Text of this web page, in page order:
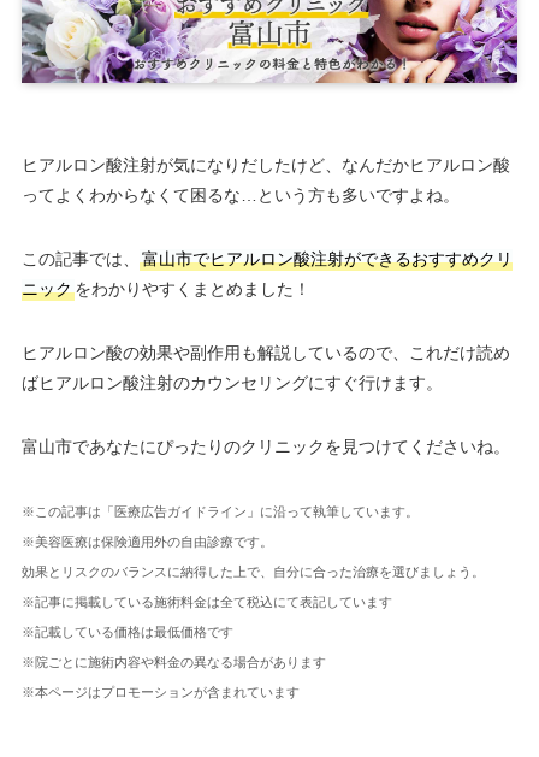
ヒアルロン酸注射が気になりだしたけど、なんだかヒアルロン酸
ってよくわからなくて困るな…という方も多いですよね。
この記事では、
富山市でヒアルロン酸注射ができるおすすめクリ
ニックをわかりやすくまとめました！
ヒアルロン酸の効果や副作用も解説しているので、これだけ読め
ばヒアルロン酸注射のカウンセリングにすぐ行けます。
富山市であなたにぴったりのクリニックを見つけてくださいね。
※この記事は「医療広告ガイドライン」に沿って執筆しています。
※美容医療は保険適用外の自由診療です。
効果とリスクのバランスに納得した上で、自分に合った治療を選びましょう。
※記事に掲載している施術料金は全て税込にて表記しています
※記載している価格は最低価格です
※院ごとに施術内容や料金の異なる場合があります
※本ページはプロモーションが含まれています